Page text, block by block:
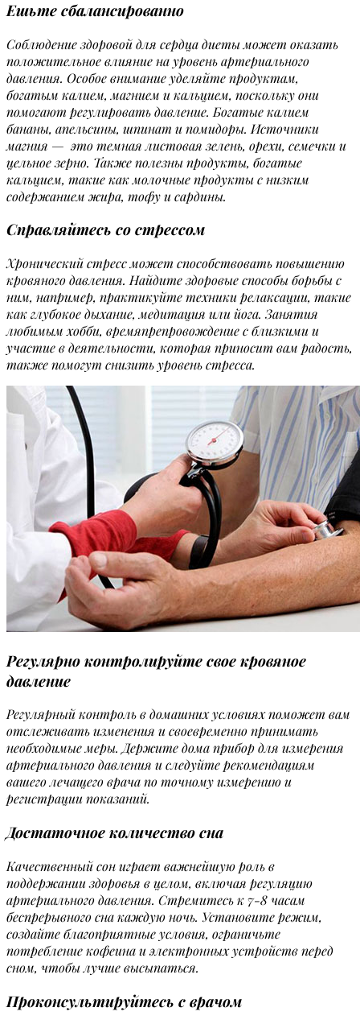
Ешьте сбалансированно
Соблюдение здоровой для сердца диеты может оказать
положительное влияние на уровень артериального
давления. Особое внимание уделяйте продуктам,
богатым калием, магнием и кальцием, поскольку они
помогают регулировать давление. Богатые калием
бананы, апельсины, шпинат и помидоры. Источники
магния — это темная листовая зелень, орехи, семечки и
цельное зерно. Также полезны продукты, богатые
кальцием, такие как молочные продукты с низким
содержанием жира, тофу и сардины.
Справляйтесь со стрессом
Хронический стресс может способствовать повышению
кровяного давления. Найдите здоровые способы борьбы с
ним, например, практикуйте техники релаксации, такие
как глубокое дыхание, медитация или йога. Занятия
любимым хобби, времяпрепровождение с близкими и
участие в деятельности, которая приносит вам радость,
также помогут снизить уровень стресса.
Регулярно контролируйте свое кровяное
давление
Регулярный контроль в домашних условиях поможет вам
отслеживать изменения и своевременно принимать
необходимые меры. Держите дома прибор для измерения
артериального давления и следуйте рекомендациям
вашего лечащего врача по точному измерению и
регистрации показаний.
Достаточное количество сна
Качественный сон играет важнейшую роль в
поддержании здоровья в целом, включая регуляцию
артериального давления. Стремитесь к 7-8 часам
беспрерывного сна каждую ночь. Установите режим,
создайте благоприятные условия, ограничьте
потребление кофеина и электронных устройств перед
сном, чтобы лучше высыпаться.
Проконсультируйтесь с врачом